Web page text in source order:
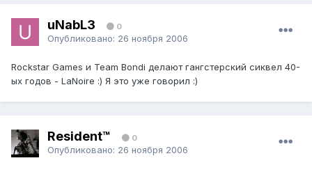
uNabL3 0
Опубликовано: 26 ноября 2006
Rockstar Games и Team Bondi делают гангстерский сиквел 40-
ых годов - LaNoire :) Я это уже говорил :)
Resident™ 0
Опубликовано: 26 ноября 2006